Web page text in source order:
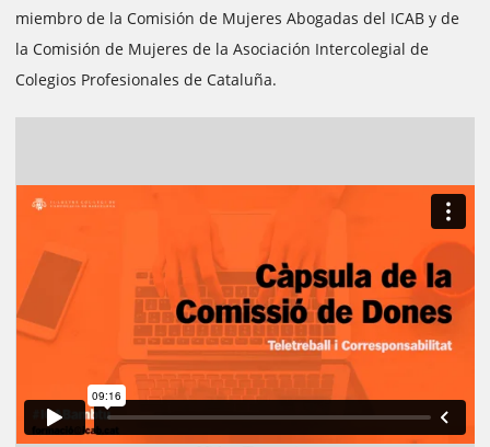
miembro de la Comisión de Mujeres Abogadas del ICAB y de
la Comisión de Mujeres de la Asociación Intercolegial de
Colegios Profesionales de Cataluña.